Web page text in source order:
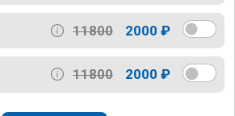
11800 2000 ₽
11800 2000 ₽